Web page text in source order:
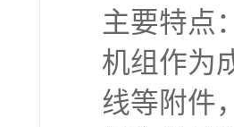
主要特点
机组作为
线等附件